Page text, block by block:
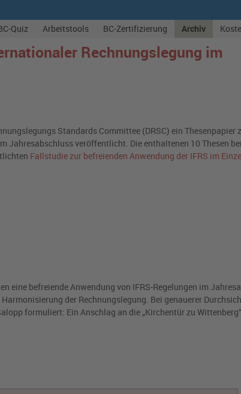
Quiz Arbeitstools BC-Zertifizierung Archiv
Rechnungslegung im
Standards Committee (DRSC) ein Thesenpapier
Jahresabschluss veröffentlicht. Die enthaltenen 10 Thesen
Fallstudie zur befreienden Anwendung der IFRS im
eine befreiende Anwendung von IFRS-Regelungen im
der Rechnungslegung. Bei genauerer
formuliert: Ein Anschlag an die „Kirchentür zu